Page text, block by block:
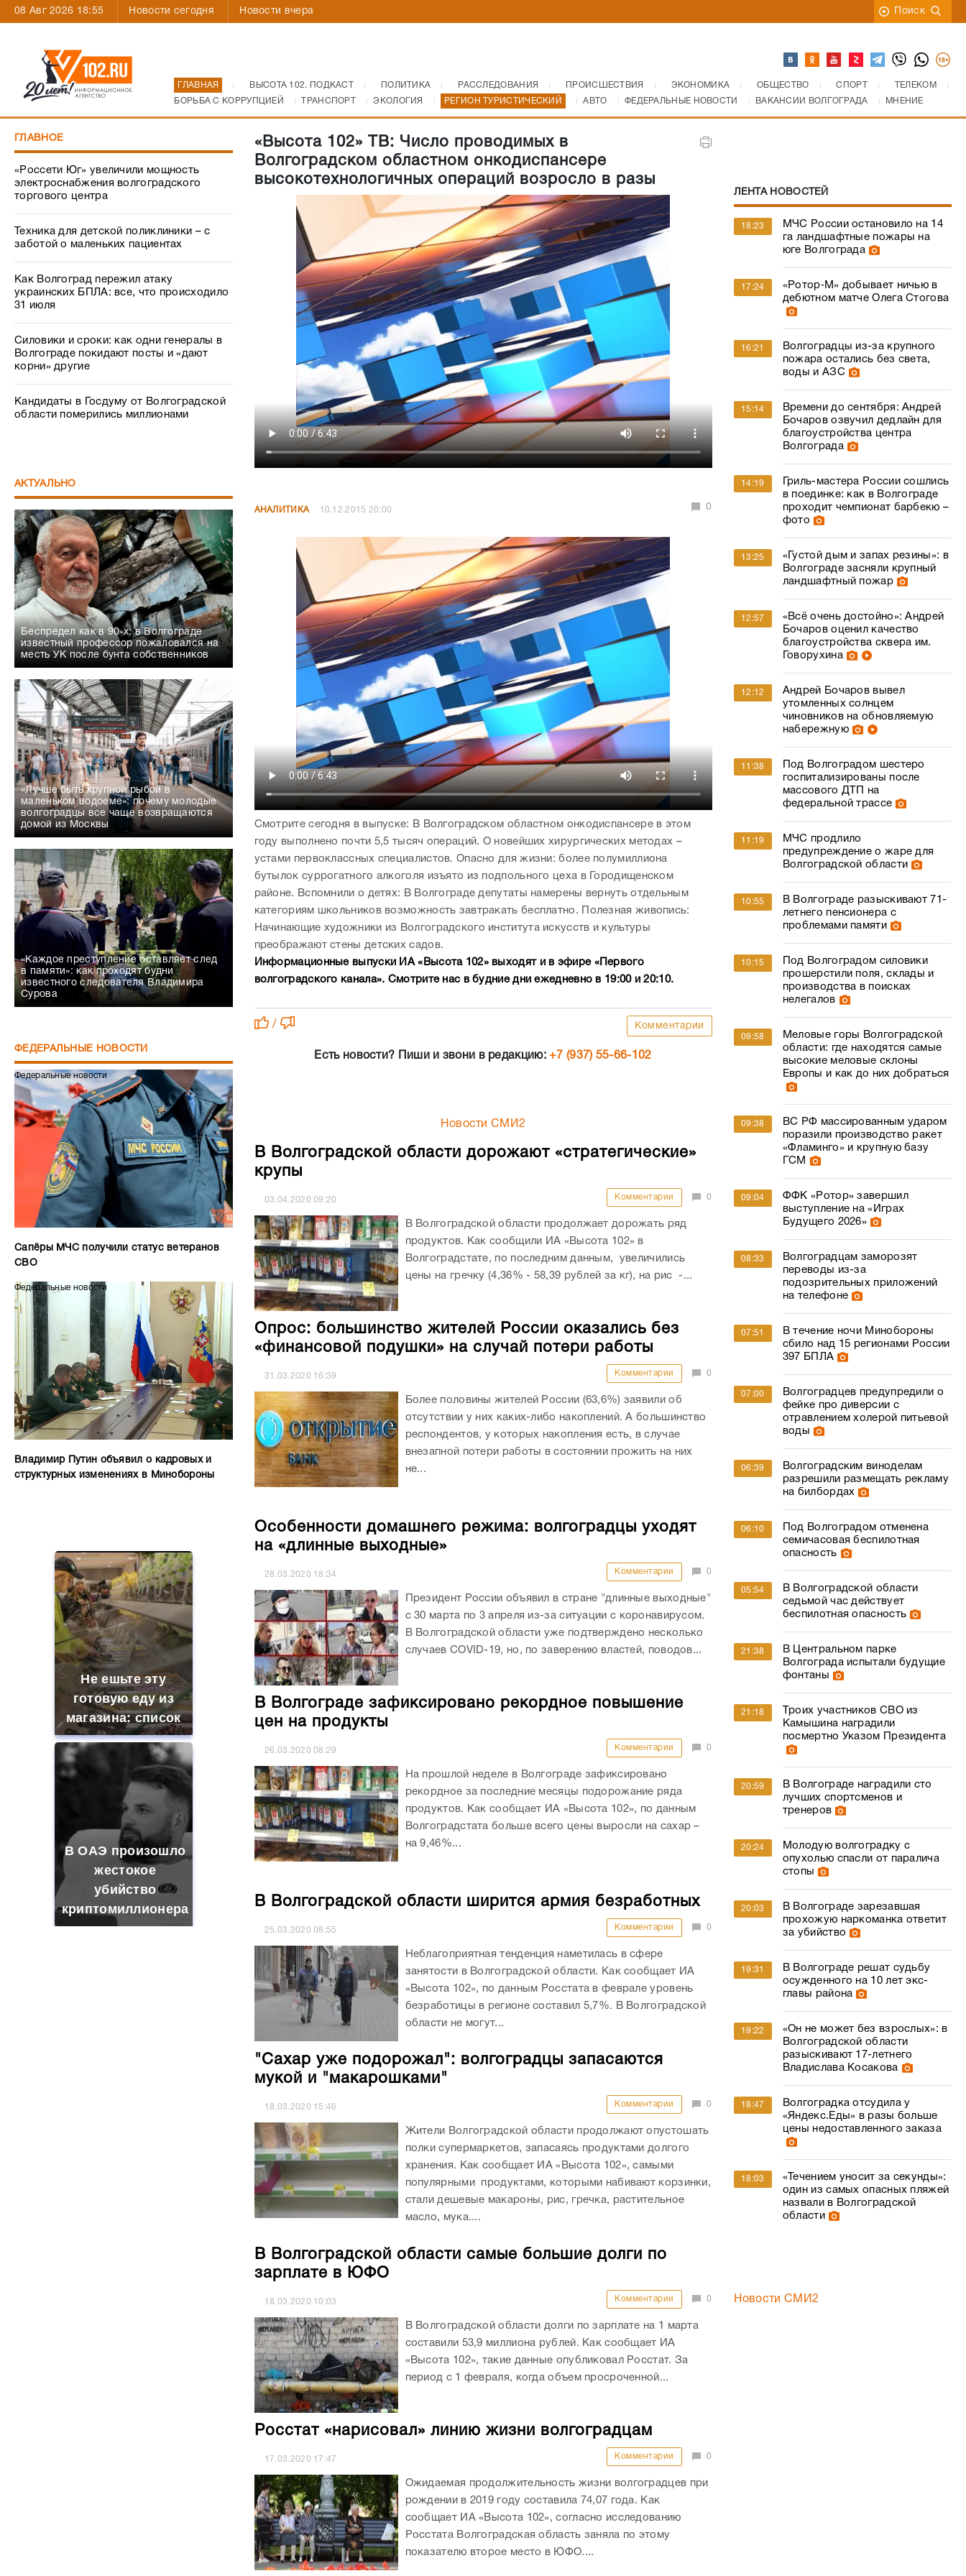
08 Авг 2026 18:55 Новости сегодня Новости вчера Поиск
ГЛАВНАЯ ВЫСОТА 102. ПОДКАСТ ПОЛИТИКА РАССЛЕДОВАНИЯ ПРОИСШЕСТВИЯ ЭКОНОМИКА ОБЩЕСТВО СПОРТ
ТЕЛЕКОМ
БОРЬБА С КОРРУПЦИЕЙ
ТРАНСПОРТ ЭКОЛОГИЯ РЕГИОН ТУРИСТИЧЕСКИЙ АВТО ФЕДЕРАЛЬНЫЕ НОВОСТИ ВАКАНСИИ ВОЛГОГРАДА МНЕНИЕ
ГЛАВНОЕ
«Россети Юг» увеличили мощность
электроснабжения волгоградского
торгового центра
Техника для детской поликлиники – с
заботой о маленьких пациентах
Как Волгоград пережил атаку
украинских БПЛА: все, что происходило
31 июля
Силовики и сроки: как одни генералы в
Волгограде покидают посты и «дают
корни» другие
Кандидаты в Госдуму от Волгоградской
области померились миллионами
АКТУАЛЬНО
Беспредел как в 90-х: в Волгограде
известный профессор пожаловался на
месть УК после бунта собственников
«Лучше быть крупной рыбой в
маленьком водоеме»: почему молодые
волгоградцы все чаще возвращаются
домой из Москвы
«Каждое преступление оставляет след
в памяти»: как проходят будни
известного следователя Владимира
Сурова
ФЕДЕРАЛЬНЫЕ НОВОСТИ
Федеральные новости
Сапёры МЧС получили статус ветеранов
СВО
Федеральные новости
Владимир Путин объявил о кадровых и
структурных изменениях в Минобороны
Не ешьте эту
готовую еду из
магазина: список
В ОАЭ произошло
жестокое
убийство
криптомиллионера
«Высота 102» ТВ: Число проводимых в
Волгоградском областном онкодиспансере
высокотехнологичных операций возросло в разы
АНАЛИТИКА 10.12.2015 20:00 0
Смотрите сегодня в выпуске: В Волгоградском областном онкодиспансере в этом
году выполнено почти 5,5 тысяч операций. О новейших хирургических методах –
устами первоклассных специалистов. Опасно для жизни: более полумиллиона
бутылок суррогатного алкоголя изъято из подпольного цеха в Городищенском
районе. Вспомнили о детях: В Волгограде депутаты намерены вернуть отдельным
категориям школьников возможность завтракать бесплатно. Полезная живопись:
Начинающие художники из Волгоградского института искусств и культуры
преображают стены детских садов.
Информационные выпуски ИА «Высота 102» выходят и в эфире «Первого
волгоградского канала». Смотрите нас в будние дни ежедневно в 19:00 и 20:10.
/ Комментарии
Есть новости? Пиши и звони в редакцию:+7 (937) 55-66-102
Новости СМИ2
В Волгоградской области дорожают «стратегические»
крупы
03.04.202009:20 Комментарии 0
В Волгоградской области продолжает дорожать ряд
продуктов. Как сообщили ИА «Высота 102» в
Волгоградстате, по последним данным, увеличились
цены на гречку (4,36% - 58,39 рублей за кг), на рис -...
Опрос: большинство жителей России оказались без
«финансовой подушки» на случай потери работы
31.03.2020 16:39 Комментарии 0
Более половины жителей России (63,6%) заявили об
отсутствии у них каких-либо накоплений. А большинство
респондентов, у которых накопления есть, в случае
внезапной потери работы в состоянии прожить на них
не...
Особенности домашнего режима: волгоградцы уходят
на «длинные выходные»
28.03.2020 18:34 Комментарии 0
Президент России объявил в стране "длинные выходные"
с 30 марта по 3 апреля из-за ситуации с коронавирусом.
В Волгоградской области уже подтверждено несколько
случаев COVID-19, но, по заверению властей, поводов...
В Волгограде зафиксировано рекордное повышение
цен на продукты
26.03.202008:29 Комментарии 0
На прошлой неделе в Волгограде зафиксировано
рекордное за последние месяцы подорожание ряда
продуктов. Как сообщает ИА «Высота 102», по данным
Волгоградстата больше всего цены выросли на сахар –
на 9,46%...
В Волгоградской области ширится армия безработных
25.03.202008:55 Комментарии 0
Неблагоприятная тенденция наметилась в сфере
занятости в Волгоградской области. Как сообщает ИА
«Высота 102», по данным Росстата в феврале уровень
безработицы в регионе составил 5,7%. В Волгоградской
области не могут...
"Сахар уже подорожал": волгоградцы запасаются
мукой и "макарошками"
18.03.2020 15:46 Комментарии 0
Жители Волгоградской области продолжают опустошать
полки супермаркетов, запасаясь продуктами долгого
хранения. Как сообщает ИА «Высота 102», самыми
популярными продуктами, которыми набивают корзинки,
стали дешевые макароны, рис, гречка, растительное
масло, мука....
В Волгоградской области самые большие долги по
зарплате в ЮФО
18.03.2020 10:03 Комментарии 0
В Волгоградской области долги по зарплате на 1 марта
составили 53,9 миллиона рублей. Как сообщает ИА
«Высота 102», такие данные опубликовал Росстат. За
период с 1 февраля, когда объем просроченной...
Росстат «нарисовал» линию жизни волгоградцам
17.03.2020 17:47 Комментарии 0
Ожидаемая продолжительность жизни волгоградцев при
рождении в 2019 году составила 74,07 года. Как
сообщает ИА «Высота 102», согласно исследованию
Росстата Волгоградская область заняла по этому
показателю второе место в ЮФО....
ЛЕНТА НОВОСТЕЙ
18:23
МЧС России остановило на 14
га ландшафтные пожары на
юге Волгограда
17:24
«Ротор‑М» добывает ничью в
дебютном матче Олега Стогова
16:21
Волгоградцы из-за крупного
пожара остались без света,
воды и АЗС
15:14
Времени до сентября: Андрей
Бочаров озвучил дедлайн для
благоустройства центра
Волгограда
14:19
Гриль-мастера России сошлись
в поединке: как в Волгограде
проходит чемпионат барбекю –
фото
13:25
«Густой дым и запах резины»: в
Волгограде засняли крупный
ландшафтный пожар
12:57
«Всё очень достойно»: Андрей
Бочаров оценил качество
благоустройства сквера им.
Говорухина
12:12
Андрей Бочаров вывел
утомленных солнцем
чиновников на обновляемую
набережную
11:38
Под Волгоградом шестеро
госпитализированы после
массового ДТП на
федеральной трассе
11:19
МЧС продлило
предупреждение о жаре для
Волгоградской области
10:55
В Волгограде разыскивают 71-
летнего пенсионера с
проблемами памяти
10:15
Под Волгоградом силовики
прошерстили поля, склады и
производства в поисках
нелегалов
09:58
Меловые горы Волгоградской
области: где находятся самые
высокие меловые склоны
Европы и как до них добраться
09:38
ВС РФ массированным ударом
поразили производство ракет
«Фламинго» и крупную базу
ГСМ
09:04
ФФК «Ротор» завершил
выступление на «Играх
Будущего 2026»
08:33
Волгоградцам заморозят
переводы из-за
подозрительных приложений
на телефоне
07:51
В течение ночи Минобороны
сбило над 15 регионами России
397 БПЛА
07:00
Волгоградцев предупредили о
фейке про диверсии с
отравлением холерой питьевой
воды
06:39
Волгоградским виноделам
разрешили размещать рекламу
на билбордах
06:10
Под Волгоградом отменена
семичасовая беспилотная
опасность
05:54
В Волгоградской области
седьмой час действует
беспилотная опасность
21:38
В Центральном парке
Волгограда испытали будущие
фонтаны
21:18
Троих участников СВО из
Камышина наградили
посмертно Указом Президента
20:59
В Волгограде наградили сто
лучших спортсменов и
тренеров
20:24
Молодую волгоградку с
опухолью спасли от паралича
стопы
20:03
В Волгограде зарезавшая
прохожую наркоманка ответит
за убийство
19:31
В Волгограде решат судьбу
осужденного на 10 лет экс-
главы района
19:22
«Он не может без взрослых»: в
Волгоградской области
разыскивают 17-летнего
Владислава Косакова
18:47
Волгоградка отсудила у
«Яндекс.Еды» в разы больше
цены недоставленного заказа
18:03
«Течением уносит за секунды»:
один из самых опасных пляжей
назвали в Волгоградской
области
Новости СМИ2